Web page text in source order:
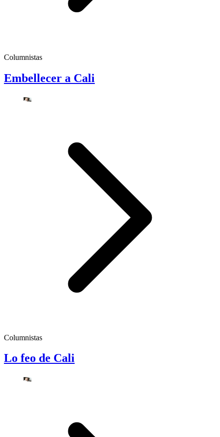
Columnistas
Embellecer a Cali
Columnistas
Lo feo de Cali